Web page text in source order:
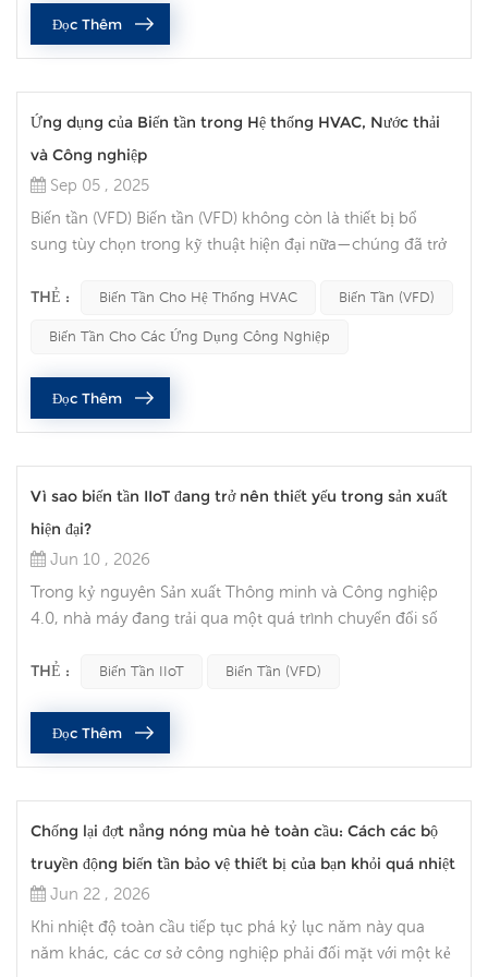
Đọc Thêm
Ứng dụng của Biến tần trong Hệ thống HVAC, Nước thải
và Công nghiệp
Sep 05 , 2025
Biến tần (VFD) Biến tần (VFD) không còn là thiết bị bổ
sung tùy chọn trong kỹ thuật hiện đại nữa—chúng đã trở
thiết bị và điều khiển thông minh. Trong các hệ thống
mang lại những cải tiến đáng kể về hiệu suất, tiết kiệm chi
phí và tính bền vững. Tiện nghi thông minh hơn trong hệ
thống HVAC Tr...
THẺ : Biến Tần Cho Hệ Thống HVAC Biến Tần (VFD)
Biến Tần Cho Các Ứng Dụng Công Nghiệp
Đọc Thêm
Vì sao biến tần IIoT đang trở nên thiết yếu trong sản xuất
hiện đại?
Jun 10 , 2026
Trong kỷ nguyên Sản xuất Thông minh và Công nghiệp
4.0, nhà máy đang trải qua một quá trình chuyển đổi số
phát triển này, cần kể đến... Biến tần (VFD) đã chuyển đổi
dữ liệu thông minh. Ngày nay, điều khiển động cơ truyền
THẺ : Biến Tần IIoT Biến Tần (VFD)
Đọc Thêm
Chống lại đợt nắng nóng mùa hè toàn cầu: Cách các bộ
truyền động biến tần bảo vệ thiết bị của bạn khỏi quá nhiệt
Jun 22 , 2026
Khi nhiệt độ toàn cầu tiếp tục phá kỷ lục năm này qua
năm khác, các cơ sở công nghiệp phải đối mặt với một kẻ